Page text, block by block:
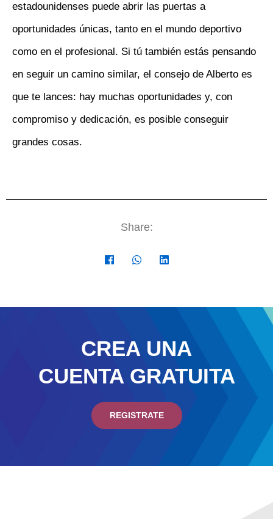
estadounidenses puede abrir las puertas a
oportunidades únicas, tanto en el mundo deportivo
como en el profesional. Si tú también estás pensando
en seguir un camino similar, el consejo de Alberto es
que te lances: hay muchas oportunidades y, con
compromiso y dedicación, es posible conseguir
grandes cosas.
Share:
CREA UNA
CUENTA GRATUITA
REGISTRATE